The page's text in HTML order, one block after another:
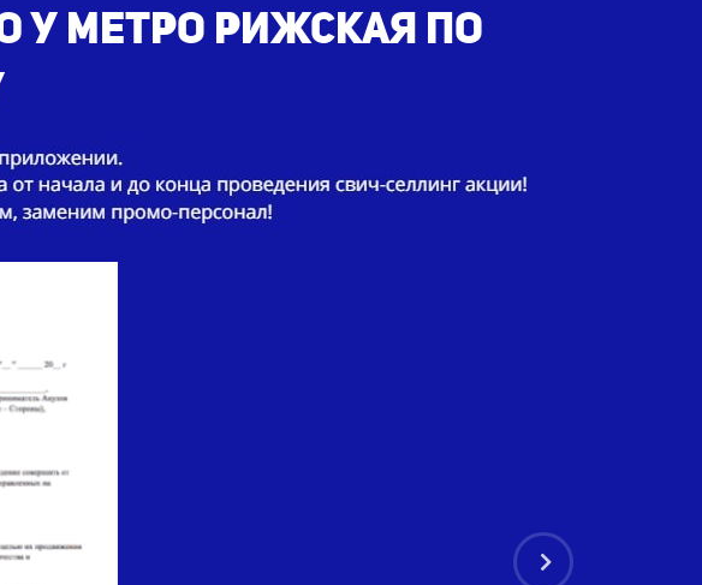
у метро Рижская по